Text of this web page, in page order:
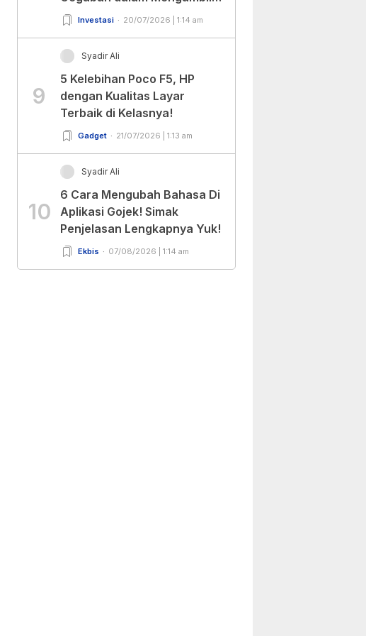
Keputusan!
Investasi 20/07/2026 | 1:14 am
9
Syadir Ali
5 Kelebihan Poco F5, HP
dengan Kualitas Layar
Terbaik di Kelasnya!
Gadget 21/07/2026 | 1:13 am
10
Syadir Ali
6 Cara Mengubah Bahasa Di
Aplikasi Gojek! Simak
Penjelasan Lengkapnya Yuk!
Ekbis 07/08/2026 | 1:14 am